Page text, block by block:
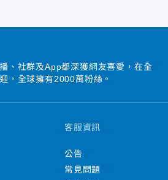
、社群及App都深獲網友喜愛，在全
，全球擁有2000萬粉絲。
客服資訊
公告
常見問題